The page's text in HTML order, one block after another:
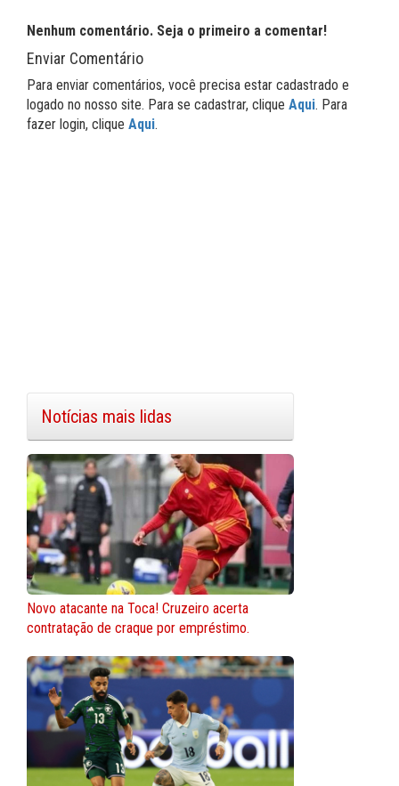
Nenhum comentário. Seja o primeiro a comentar!
Enviar Comentário
Para enviar comentários, você precisa estar cadastrado e
logado no nosso site. Para se cadastrar, clique Aqui. Para
fazer login, clique Aqui.
Notícias mais lidas
Novo atacante na Toca! Cruzeiro acerta
contratação de craque por empréstimo.